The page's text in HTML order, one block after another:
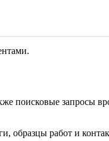
поисковые запросы
образцы работ и